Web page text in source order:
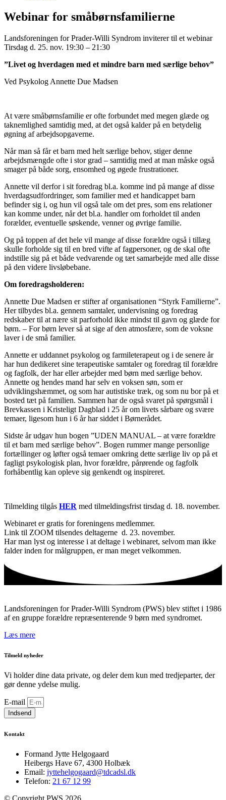
Webinar for småbørnsfamilierne
Landsforeningen for Prader-Willi Syndrom inviterer til et webinar
Tirsdag d. 25. nov. 19:30 – 21:30
”Livet og hverdagen med et mindre barn med særlige behov”
Ved Psykolog Annette Due Madsen
At være småbørnsfamilie er ofte forbundet med megen glæde og
taknemlighed samtidig med, at det også kalder på en betydelig
øgning af arbejdsopgaverne.
Når man så får et barn med helt særlige behov, stiger denne
arbejdsmængde ofte i stor grad – samtidig med at man måske også
smager på både sorg, ensomhed og øgede frustrationer.
Annette vil derfor i sit foredrag bl.a. komme ind på mange af disse
hverdagsudfordringer, som familier med et handicappet barn
befinder sig i, og hun vil også tale om det pres, som ens relationer
kan komme under, når det bl.a. handler om forholdet til anden
forælder, eventuelle søskende, venner og øvrige familie.
Og på toppen af det hele vil mange af disse forældre også i tillæg
skulle forholde sig til en bred vifte af fagpersoner, og de skal ofte
indstille sig på et både vedvarende og tæt samarbejde med alle disse
på den videre livsløbebane.
Om foredragsholderen:
Annette Due Madsen er stifter af organisationen “Styrk Familierne”.
Her tilbydes bl.a. gennem samtaler, undervisning og foredrag
redskaber til at nære sit parforhold ikke mindst til gavn og glæde for
børn. – For børn lever så at sige af den atmosfære, som de voksne
laver i de små familier.
Annette er uddannet psykolog og farmileterapeut og i de senere år
har hun dedikeret sine terapeutiske samtaler og foredrag til forældre
og fagfolk, der har eller arbejder med børn med særlige behov.
Annette og hendes mand har selv en voksen søn, som er
udviklingshæmmet, og som har autistiske træk, og som nu bor på et
bosted tæt på familien. Sammen har de også svaret på spørgsmål i
Brevkassen i Kristeligt Dagblad i 25 år om livets sårbare og svære
temaer, ligesom hun i 6 år har siddet i Børnerådet.
Sidste år udgav hun bogen ”UDEN MANUAL – at være forældre
til et barn med særlige behov”. Bogen rummer mange personlige
fortællinger og løfter også temaer omkring dette særlige liv op på et
fagligt psykologisk plan, hvor forældre, pårørende og fagfolk
forhåbentlig kan opleve sig genkendt og inspireret.
Tilmelding tilgås HER med tilmeldingsfrist tirsdag d. 18. november.
Webinaret er gratis for foreningens medlemmer.
Link til ZOOM tilsendes deltagerne d. 23. november.
Har man lyst og interesse i at deltage i webinaret, selvom man ikke
falder inden for målgruppen, er man meget velkommen.
Landsforeningen for Prader-Willi Syndrom (PWS) blev stiftet i 1986
af en gruppe forældre repræsenterende 9 børn med syndromet.
Læs mere
Tilmeld nyheder
Vi holder dine data private, og deler dem kun med tredjeparter, der
gør denne ydelse mulig.
E-mail
Indsend
Kontakt
Formand Jytte Helgogaard
Heibergs Have 67, 4300 Holbæk
Email: jyttehelgogaard@tdcadsl.dk
Telefon: 21 67 12 99
© Copyright PWS 2026